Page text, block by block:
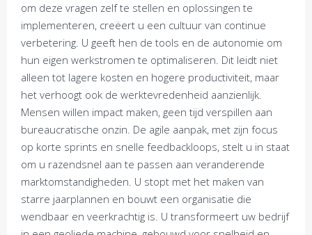
om deze vragen zelf te stellen en oplossingen te
implementeren, creëert u een cultuur van continue
verbetering. U geeft hen de tools en de autonomie om
hun eigen werkstromen te optimaliseren. Dit leidt niet
alleen tot lagere kosten en hogere productiviteit, maar
het verhoogt ook de werktevredenheid aanzienlijk.
Mensen willen impact maken, geen tijd verspillen aan
bureaucratische onzin. De agile aanpak, met zijn focus
op korte sprints en snelle feedbackloops, stelt u in staat
om u razendsnel aan te passen aan veranderende
marktomstandigheden. U stopt met het maken van
starre jaarplannen en bouwt een organisatie die
wendbaar en veerkrachtig is. U transformeert uw bedrijf